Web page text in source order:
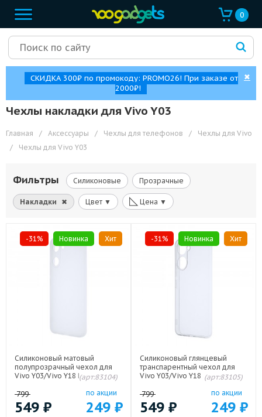
0
СКИДКА 300₽ по промокоду: PROMO26! При заказе от
2000₽!
✖
Чехлы накладки для Vivo Y03
Главная / Аксессуары / Чехлы для телефонов /
Чехлы для Vivo
/
Чехлы для Vivo Y03
Фильтры Силиконовые Прозрачные
Накладки ✖ Цвет ▼ ◺ Цена ▼
-31% Новинка Хит
Силиконовый матовый
полупрозрачный чехол для
Vivo Y03/Vivo Y18 Белый(арт:83104)
799
549 ₽
по акции
249 ₽
-31% Новинка Хит
Силиконовый глянцевый
транспарентный чехол для
Vivo Y03/Vivo Y18 (арт:83105)
799
549 ₽
по акции
249 ₽